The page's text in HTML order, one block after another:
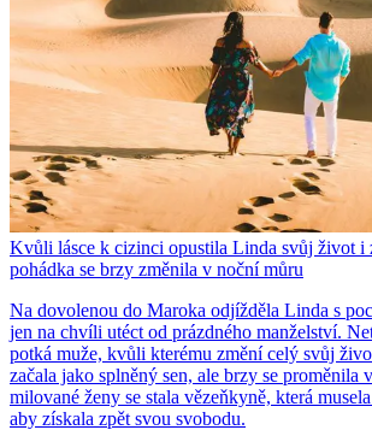
Kvůli lásce k cizinci opustila Linda svůj život i
pohádka se brzy změnila v noční můru
Na dovolenou do Maroka odjížděla Linda s
jen na chvíli utéct od prázdného manželství.
potká muže, kvůli kterému změní celý svůj
začala jako splněný sen, ale brzy se proměnila
milované ženy se stala vězeňkyně, která
aby získala zpět svou svobodu.